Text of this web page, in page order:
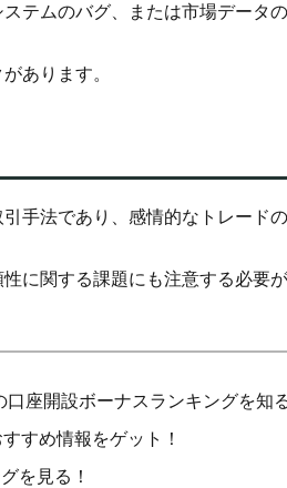
テムのバグ、または市場データ
あります。
手法であり、感情的なトレード
に関する課題にも注意する必要が
座開設ボーナスランキングを知
すめ情報をゲット！
を見る！